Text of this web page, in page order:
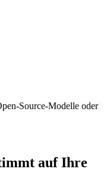
Source-Modelle oder
auf Ihre